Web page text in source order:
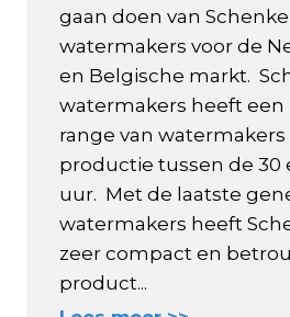
gaan doen van
watermakers voor de
en Belgische markt.
watermakers heeft
range van
productie tussen de 30
uur. Met de laatste
watermakers heeft
zeer compact en
product...